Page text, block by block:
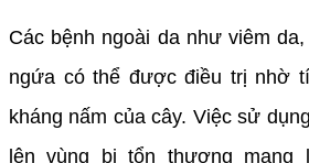
Các bệnh ngoài da như viêm
ngứa có thể được điều trị nhờ
kháng nấm của cây. Việc sử
lên vùng bị tổn thương mang